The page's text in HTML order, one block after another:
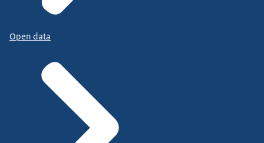
Open data